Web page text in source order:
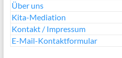
Über uns
Kita-Mediation
Kontakt / Impressum
E-Mail-Kontaktformular